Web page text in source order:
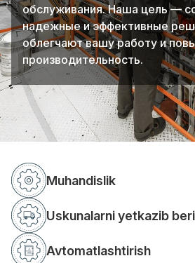
обслуживания. Наша цель —
надежные и эффективные
облегчают вашу работу и
производительность.
Muhandislik
Uskunalarni yetkazib
Avtomatlashtirish